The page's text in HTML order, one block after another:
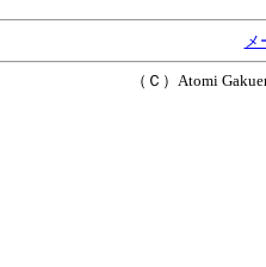
メ
（Ｃ）Atomi